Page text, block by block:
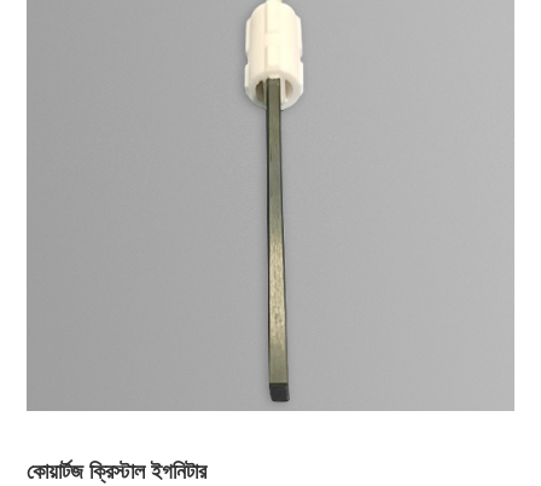
কোয়ার্টজ ক্রিস্টাল ইগনিটার